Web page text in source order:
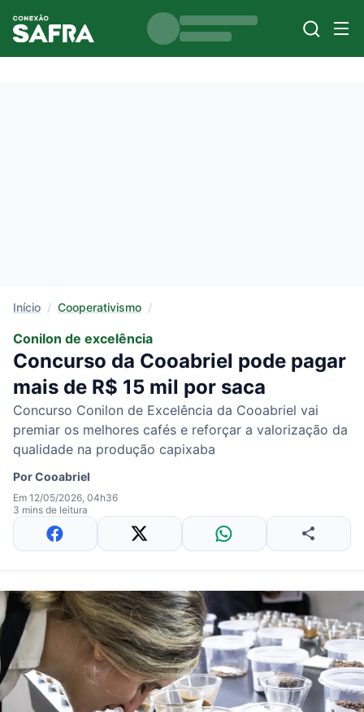
Início / Cooperativismo /
Conilon de excelência
Concurso da Cooabriel pode pagar
mais de R$ 15 mil por saca
Concurso Conilon de Excelência da Cooabriel vai
premiar os melhores cafés e reforçar a valorização da
qualidade na produção capixaba
PorCooabriel
Em 12/05/2026, 04h36
3 mins de leitura